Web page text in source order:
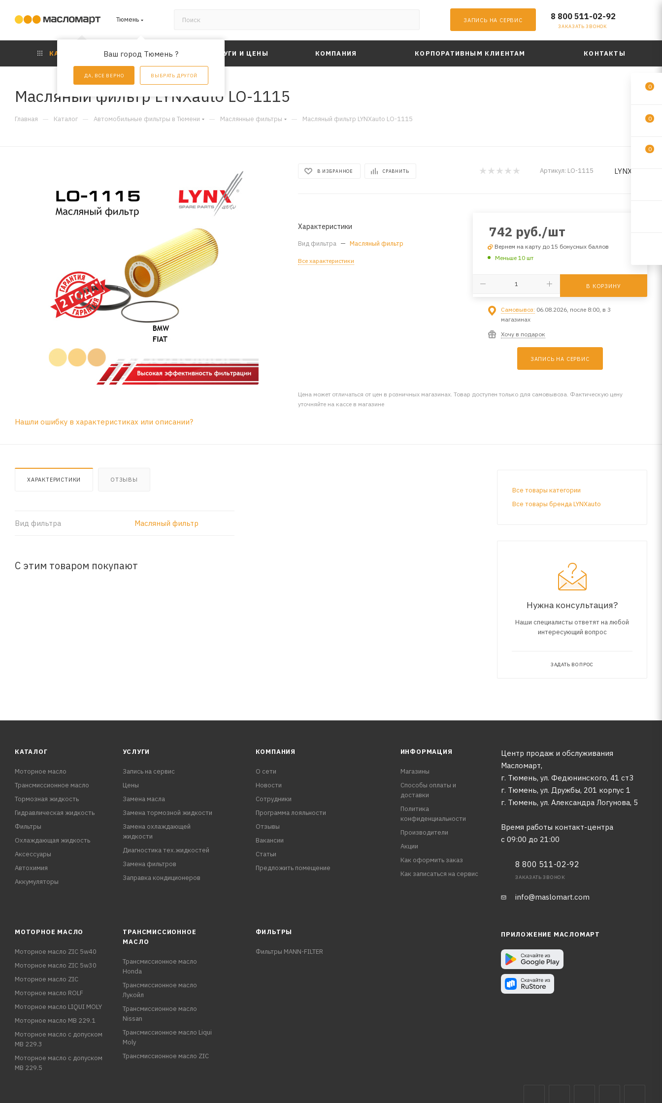
Тюмень
Ваш город Тюмень ?
ДА, ВСЕ ВЕРНО ВЫБРАТЬ ДРУГОЙ
ЗАПИСЬ НА СЕРВИС 8 800 511-02-92
ЗАКАЗАТЬ ЗВОНОК
КАТАЛОГ АКЦИИ УСЛУГИ И ЦЕНЫ КОМПАНИЯ КОРПОРАТИВНЫМ КЛИЕНТАМ КОНТАКТЫ
Масляный фильтр LYNXauto LO-1115
Главная — Каталог — Автомобильные фильтры в Тюмени — Маслянные фильтры — Масляный фильтр LYNXauto LO-1115
В ИЗБРАННОЕ СРАВНИТЬ Артикул: LO-1115 LYNXauto
Характеристики
Вид фильтра — Масляный фильтр
Все характеристики
742 руб./шт
Вернем на карту до 15 бонусных баллов
Меньше 10 шт
В КОРЗИНУ
Самовывоз: 06.08.2026, после 8:00, в 3
магазинах
Хочу в подарок
ЗАПИСЬ НА СЕРВИС
Цена может отличаться от цен в розничных магазинах. Товар доступен только для самовывоза. Фактическую цену
уточняйте на кассе в магазине
Нашли ошибку в характеристиках или описании?
ХАРАКТЕРИСТИКИ ОТЗЫВЫ
Вид фильтра Масляный фильтр
С этим товаром покупают
Все товары категории
Все товары бренда LYNXauto
Нужна консультация?
Наши специалисты ответят на любой
интересующий вопрос
ЗАДАТЬ ВОПРОС
КАТАЛОГ
Моторное масло
Трансмиссионное масло
Тормозная жидкость
Гидравлическая жидкость
Фильтры
Охлаждающая жидкость
Аксессуары
Автохимия
Аккумуляторы
УСЛУГИ
Запись на сервис
Цены
Замена масла
Замена тормозной жидкости
Замена охлаждающей
жидкости
Диагностика тех.жидкостей
Замена фильтров
Заправка кондиционеров
КОМПАНИЯ
О сети
Новости
Сотрудники
Программа лояльности
Отзывы
Вакансии
Статьи
Предложить помещение
ИНФОРМАЦИЯ
Магазины
Способы оплаты и
доставки
Политика
конфиденциальности
Производители
Акции
Как оформить заказ
Как записаться на сервис
Центр продаж и обслуживания
Масломарт,
г. Тюмень, ул. Федюнинского, 41 ст3
г. Тюмень, ул. Дружбы, 201 корпус 1
г. Тюмень, ул. Александра Логунова, 5
Время работы контакт-центра
с 09:00 до 21:00
8 800 511-02-92
ЗАКАЗАТЬ ЗВОНОК
info@maslomart.com
МОТОРНОЕ МАСЛО
Моторное масло ZIC 5w40
Моторное масло ZIC 5w30
Моторное масло ZIC
Моторное масло ROLF
Моторное масло LIQUI MOLY
Моторное масло MB 229.1
Моторное масло с допуском
MB 229.3
Моторное масло с допуском
MB 229.5
ТРАНСМИССИОННОЕ
МАСЛО
Трансмиссионное масло
Honda
Трансмиссионное масло
Лукойл
Трансмиссионное масло
Nissan
Трансмиссионное масло Liqui
Moly
Трансмиссионное масло ZIC
ФИЛЬТРЫ
Фильтры MANN-FILTER
ПРИЛОЖЕНИЕ МАСЛОМАРТ
0
0
0